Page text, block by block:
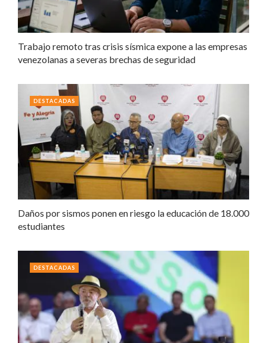
Trabajo remoto tras crisis sísmica expone a las empresas
venezolanas a severas brechas de seguridad
Daños por sismos ponen en riesgo la educación de 18.000
estudiantes
DESTACADAS
DESTACADAS